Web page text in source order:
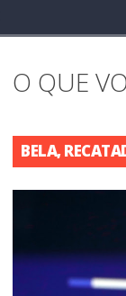
O QUE
BELA,